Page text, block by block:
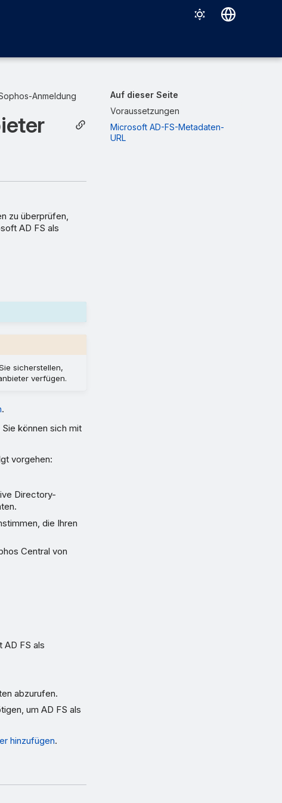
Italiano
Auf dieser Seite
Voraussetzungen
Microsoft AD-FS-Metadaten-
URL
Anmeldung
zu überprüfen,
AD FS als
sicherstellen,
verfügen.
.
können sich mit
vorgehen:
Directory-
die Ihren
Central von
FS als
abzurufen.
um AD FS als
hinzufügen.